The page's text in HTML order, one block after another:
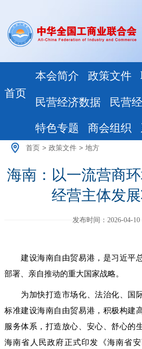
首页
本会简介 政策文件
民营经济数据 民营
特色专题 商会组织
首页 > 政策文件 > 地方
海南：以一流营商
经营主体发
发布时间：2026-04-10
建设海南自由贸易港，是习近平
部署、亲自推动的重大国家战略。
为加快打造市场化、法治化、国
标准建设海南自由贸易港，积极构建
服务体系，打造放心、安心、舒心的
海南省人民政府正式印发《海南省